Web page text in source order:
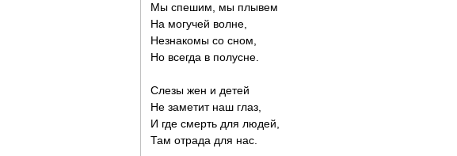
Мы спешим, мы плывем
На могучей волне,
Незнакомы со сном,
Но всегда в полусне.
Слезы жен и детей
Не заметит наш глаз,
И где смерть для людей,
Там отрада для нас.